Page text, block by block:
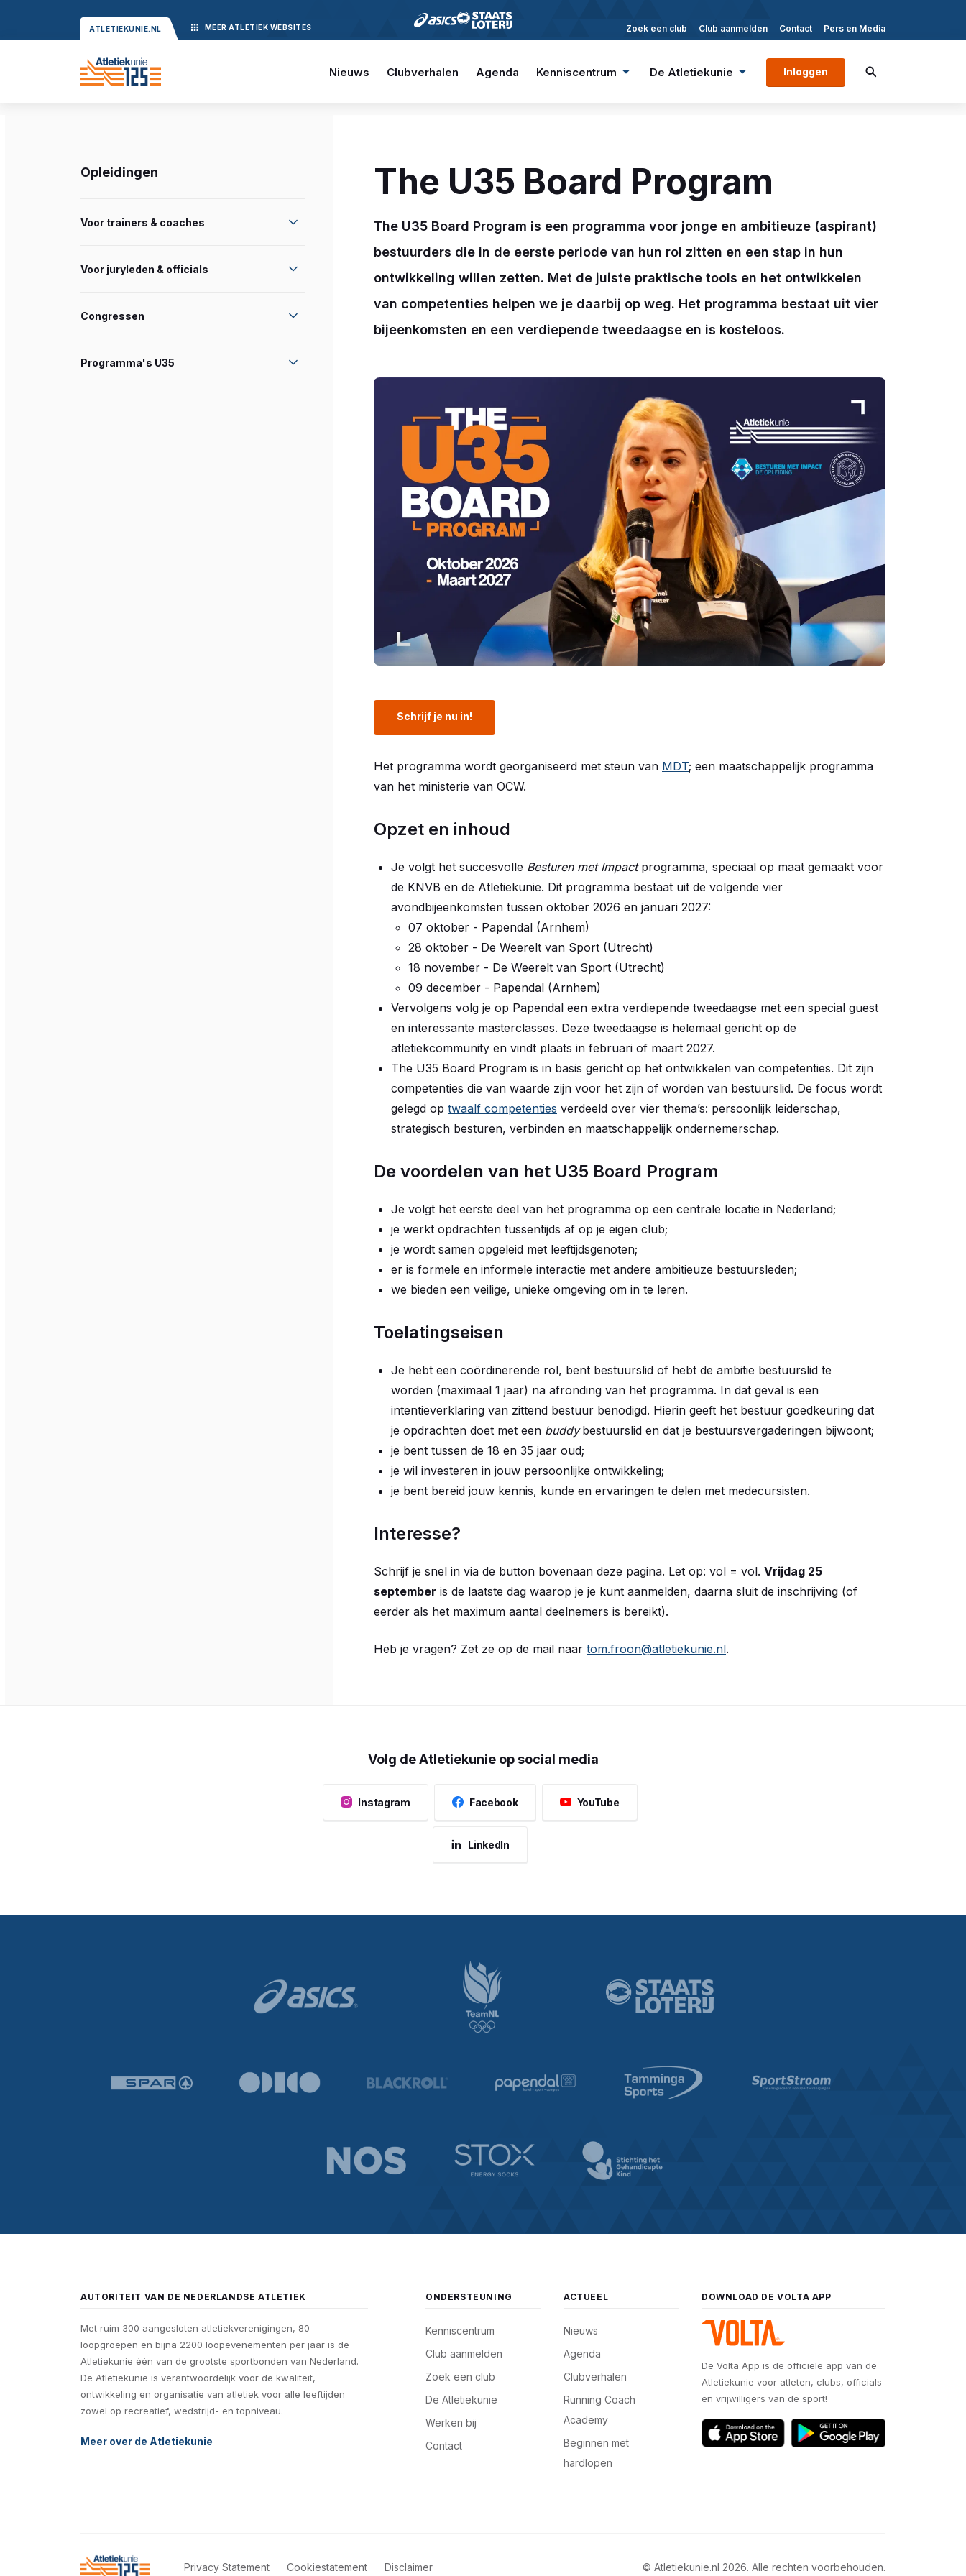
ATLETIEKUNIE.NL MEER ATLETIEK WEBSITES Zoek een club Club aanmelden Contact Pers en Media
Nieuws Clubverhalen Agenda Kenniscentrum De Atletiekunie Inloggen
Opleidingen
Voor trainers & coaches
Voor juryleden & officials
Congressen
Programma's U35
The U35 Board Program
The U35 Board Program is een programma voor jonge en ambitieuze (aspirant)
bestuurders die in de eerste periode van hun rol zitten en een stap in hun
ontwikkeling willen zetten. Met de juiste praktische tools en het ontwikkelen
van competenties helpen we je daarbij op weg. Het programma bestaat uit vier
bijeenkomsten en een verdiepende tweedaagse en is kosteloos.
Schrijf je nu in!
Het programma wordt georganiseerd met steun van MDT; een maatschappelijk programma
van het ministerie van OCW.
Opzet en inhoud
Je volgt het succesvolle Besturen met Impactprogramma, speciaal op maat gemaakt voor
de KNVB en de Atletiekunie. Dit programma bestaat uit de volgende vier
avondbijeenkomsten tussen oktober 2026 en januari 2027:
07 oktober - Papendal (Arnhem)
28 oktober - De Weerelt van Sport (Utrecht)
18 november - De Weerelt van Sport (Utrecht)
09 december - Papendal (Arnhem)
Vervolgens volg je op Papendal een extra verdiepende tweedaagse met een special guest
en interessante masterclasses. Deze tweedaagse is helemaal gericht op de
atletiekcommunity en vindt plaats in februari of maart 2027.
The U35 Board Program is in basis gericht op het ontwikkelen van competenties. Dit zijn
competenties die van waarde zijn voor het zijn of worden van bestuurslid. De focus wordt
gelegd op twaalf competenties verdeeld over vier thema’s: persoonlijk leiderschap,
strategisch besturen, verbinden en maatschappelijk ondernemerschap.
De voordelen van het U35 Board Program
Je volgt het eerste deel van het programma op een centrale locatie in Nederland;
je werkt opdrachten tussentijds af op je eigen club;
je wordt samen opgeleid met leeftijdsgenoten;
er is formele en informele interactie met andere ambitieuze bestuursleden;
we bieden een veilige, unieke omgeving om in te leren.
Toelatingseisen
Je hebt een coördinerende rol, bent bestuurslid of hebt de ambitie bestuurslid te
worden (maximaal 1 jaar) na afronding van het programma. In dat geval is een
intentieverklaring van zittend bestuur benodigd. Hierin geeft het bestuur goedkeuring dat
je opdrachten doet met een buddy bestuurslid en dat je bestuursvergaderingen bijwoont;
je bent tussen de 18 en 35 jaar oud;
je wil investeren in jouw persoonlijke ontwikkeling;
je bent bereid jouw kennis, kunde en ervaringen te delen met medecursisten.
Interesse?
Schrijf je snel in via de button bovenaan deze pagina. Let op: vol = vol. Vrijdag 25
september is de laatste dag waarop je je kunt aanmelden, daarna sluit de inschrijving (of
eerder als het maximum aantal deelnemers is bereikt).
Heb je vragen? Zet ze op de mail naar tom.froon@atletiekunie.nl.
Volg de Atletiekunie op social media
Instagram Facebook YouTube
LinkedIn
AUTORITEIT VAN DE NEDERLANDSE ATLETIEK
Met ruim 300 aangesloten atletiekverenigingen, 80
loopgroepen en bijna 2200 loopevenementen per jaar is de
Atletiekunie één van de grootste sportbonden van Nederland.
De Atletiekunie is verantwoordelijk voor de kwaliteit,
ontwikkeling en organisatie van atletiek voor alle leeftijden
zowel op recreatief, wedstrijd- en topniveau.
Meer over de Atletiekunie
ONDERSTEUNING
Kenniscentrum
Club aanmelden
Zoek een club
De Atletiekunie
Werken bij
Contact
ACTUEEL
Nieuws
Agenda
Clubverhalen
Running Coach
Academy
Beginnen met
hardlopen
DOWNLOAD DE VOLTA APP
De Volta App is de officiële app van de
Atletiekunie voor atleten, clubs, officials
en vrijwilligers van de sport!
Privacy Statement Cookiestatement Disclaimer © Atletiekunie.nl 2026. Alle rechten voorbehouden.